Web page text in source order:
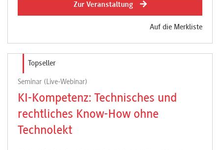
Zur Veranstaltung
Auf die Merkliste
Topseller
Seminar (Live-Webinar)
KI-Kompetenz: Technisches und
rechtliches Know-How ohne
Technolekt